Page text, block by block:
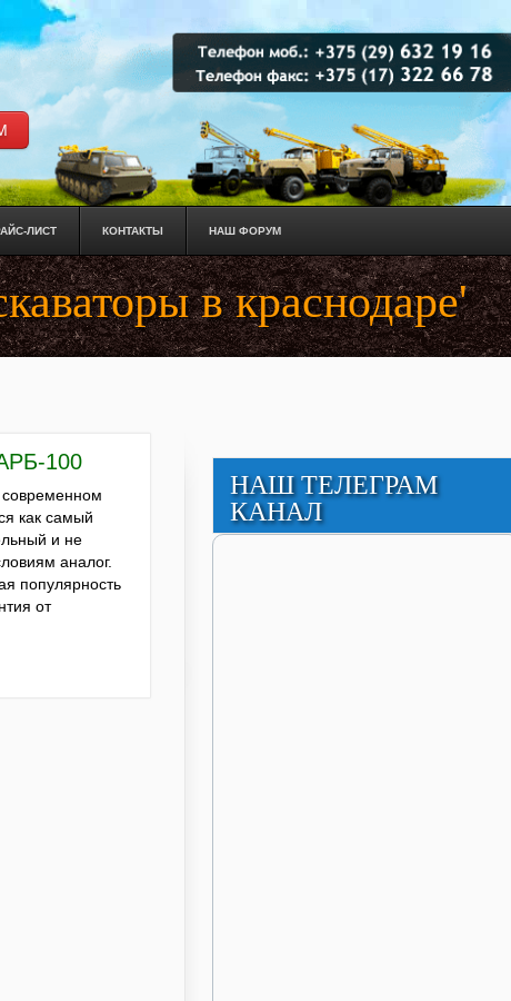
ЛИСТ КОНТАКТЫ НАШ ФОРУМ
в краснодаре'
100
как самый
и не
аналог.
популярность
от
НАШ ТЕЛЕГРАМ
КАНАЛ